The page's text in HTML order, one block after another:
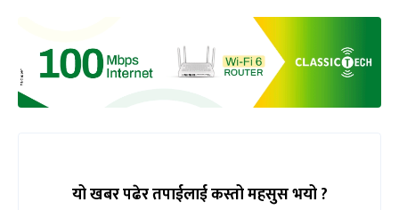
यो खबर पढेर तपाईलाई कस्तो महसुस भयो ?